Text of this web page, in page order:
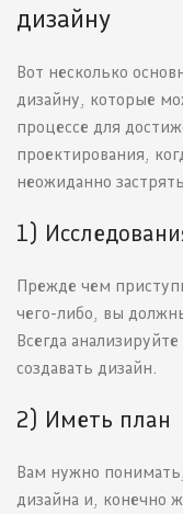
дизайну
Вот несколько
дизайну, которые
процессе для
проектирования,
неожиданно застрять.
1)
Прежде чем
чего-либо, вы
Всегда
создавать дизайн.
2) Иметь план
Вам нужно
дизайна и, конечно